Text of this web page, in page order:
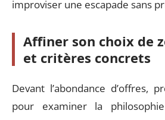
improviser une escapade sans
Affiner son choix de
et critères concrets
Devant l’abondance d’offres,
pour examiner la